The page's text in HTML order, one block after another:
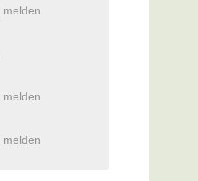
melden
melden
melden